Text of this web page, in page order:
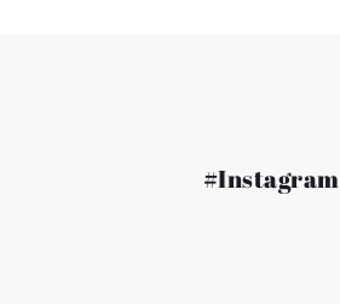
#Instagram